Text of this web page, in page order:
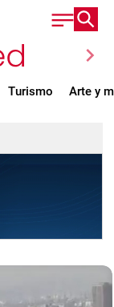
chevron_right
Turismo Arte y